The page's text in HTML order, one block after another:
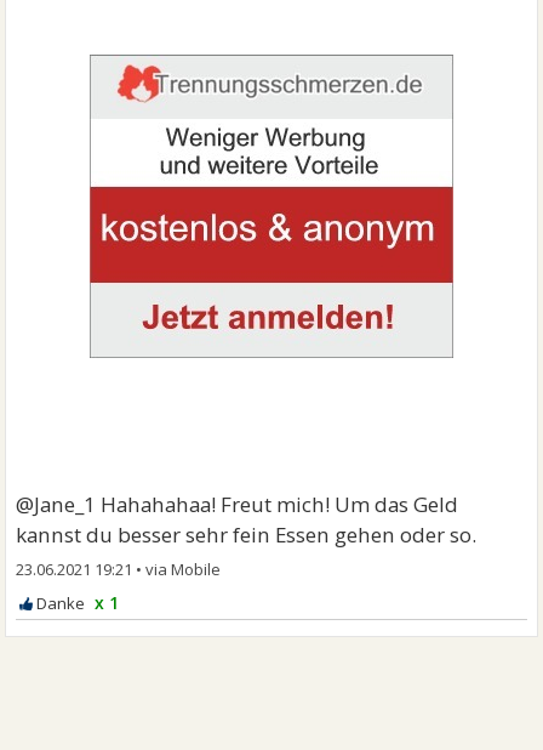
@Jane_1 Hahahahaa! Freut mich! Um das Geld
kannst du besser sehr fein Essen gehen oder so.
23.06.2021 19:21 •
x 1